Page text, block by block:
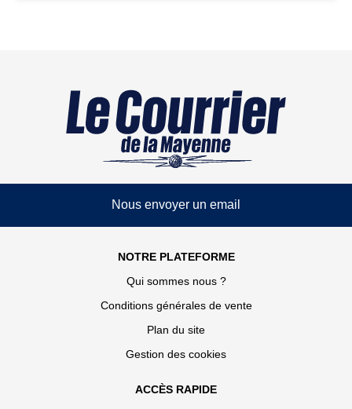
Nous envoyer un email
NOTRE PLATEFORME
Qui sommes nous ?
Conditions générales de vente
Plan du site
Gestion des cookies
ACCÈS RAPIDE